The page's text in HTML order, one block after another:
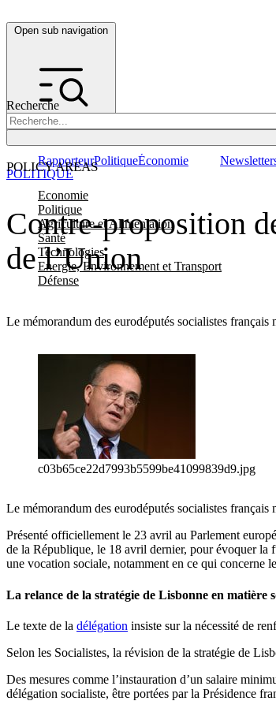
Open sub navigation
Recherche
POLICY AREAS
Economie
Politique
Agriculture et Alimentation
Santé
Technologies
Energie, Environnement et Transport
Défense
RapporteurPolitiqueÉconomie
Contre-proposition
de l’Union
Le mémorandum des eurodéputés socialistes
POLITIQUE
c03b65ce22d7993b5599be41099839d9.jpg
Le mémorandum des eurodéputés socialistes
Présenté officiellement le 23 avril au Parlement
de la République, le 18 avril dernier, pour évoquer la
une vocation sociale, notamment en ce qui concerne
La relance de la stratégie de Lisbonne en matière
Le texte de la délégation insiste sur la nécessité de
Selon les Socialistes, la révision de la stratégie de
Des mesures comme l’instauration d’un salaire
délégation socialiste, être portées par la Présidence